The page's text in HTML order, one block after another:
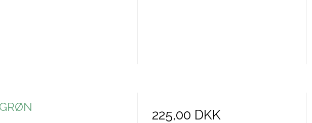
225,00 DKK